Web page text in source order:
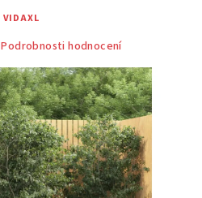
VIDAXL
Podrobnosti hodnocení